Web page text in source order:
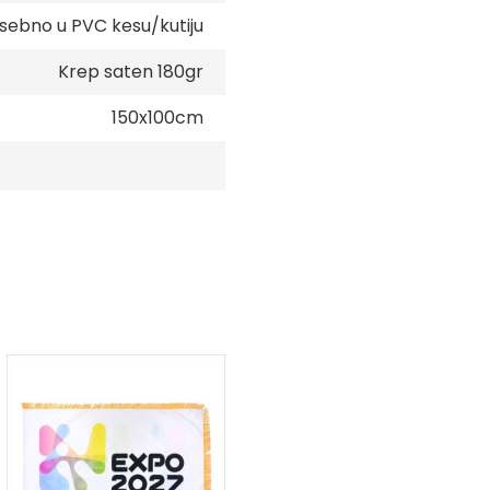
u PVC kesu/kutiju
Krep saten 180gr
150x100cm